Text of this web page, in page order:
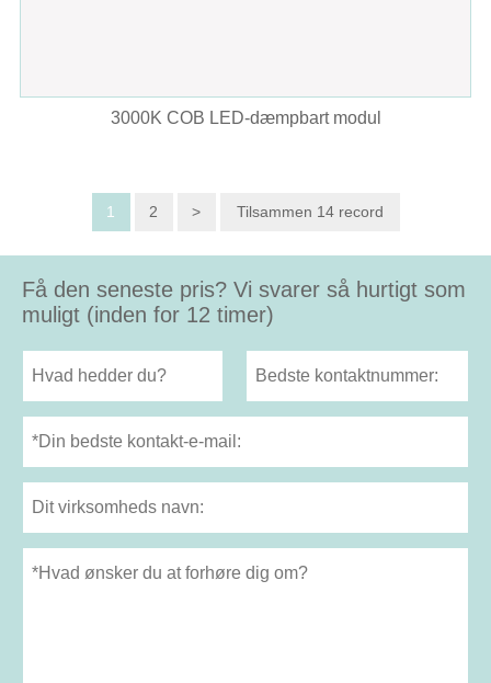
3000K COB LED-dæmpbart modul
1 2 > Tilsammen 14 record
Få den seneste pris? Vi svarer så hurtigt som
muligt (inden for 12 timer)